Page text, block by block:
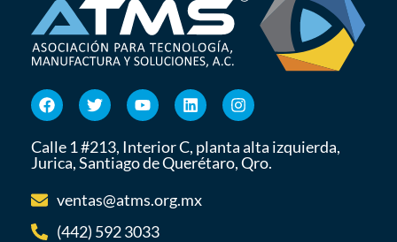
Calle 1 #213, Interior C, planta alta izquierda,
Jurica, Santiago de Querétaro, Qro.
ventas@atms.org.mx
(442) 592 3033